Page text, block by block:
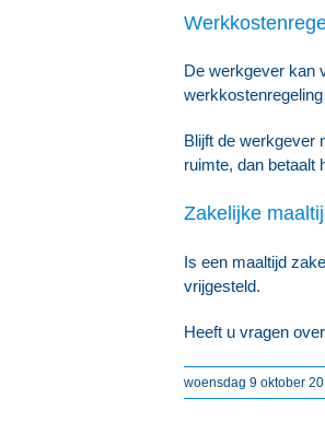
De werkgever kan
Blijft de werkgever
ruimte, dan betaalt
Zakelijke
Is een maaltijd
vrijgesteld.
Heeft u vragen
woensdag 9 oktober